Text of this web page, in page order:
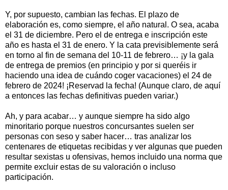
Y, por supuesto, cambian las fechas. El plazo de
elaboración es, como siempre, el año natural. O sea, acaba
el 31 de diciembre. Pero el de entrega e inscripción este
año es hasta el 31 de enero. Y la cata previsiblemente será
en torno al fin de semana del 10-11 de febrero… ¡y la gala
de entrega de premios (en principio y por si queréis ir
haciendo una idea de cuándo coger vacaciones) el 24 de
febrero de 2024! ¡Reservad la fecha! (Aunque claro, de aquí
a entonces las fechas definitivas pueden variar.)
Ah, y para acabar… y aunque siempre ha sido algo
minoritario porque nuestros concursantes suelen ser
personas con seso y saber hacer… tras analizar los
centenares de etiquetas recibidas y ver algunas que pueden
resultar sexistas u ofensivas, hemos incluido una norma que
permite excluir estas de su valoración o incluso
participación.